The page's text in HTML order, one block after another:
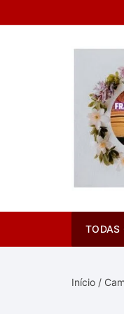
para
TODAS
Início /